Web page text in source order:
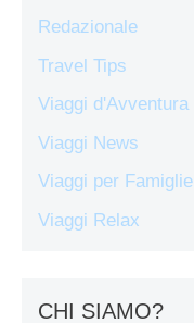
Redazionale
Travel Tips
Viaggi d'Avventura
Viaggi News
Viaggi per Famiglie
Viaggi Relax
CHI SIAMO?